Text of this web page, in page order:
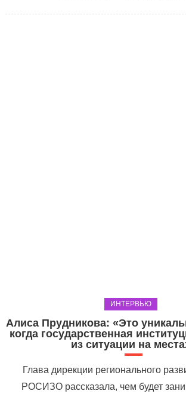
ИНТЕРВЬЮ
Алиса Прудникова: «Это
когда государственная
из ситуации на
Глава дирекции регионального
РОСИЗО рассказала, чем будет